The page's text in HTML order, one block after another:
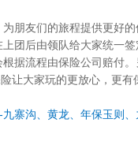
为朋友们的旅程提供更好
团后由领队给大家统一
据流程由保险公司赔付
让大家玩的更放心，更有
寨沟、黄龙、年保玉则